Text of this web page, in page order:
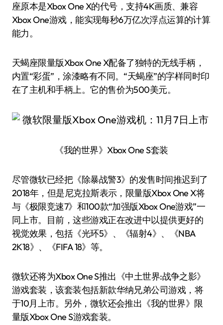
座原本是Xbox One X的代号，支持4K画质、兼容
Xbox One游戏，能实现每秒6万亿次浮点运算的计算
能力。
天蝎座限量版Xbox One X配备了独特的无线手柄，
内置“彩蛋”，涂漆略有不同。“天蝎座”的字样同时印
在了主机和手柄上。它的售价为500美元。
《我的世界》Xbox One S套装
尽管微软已经把《除暴战警3》的发售时间推迟到了
2018年，但是尼克拉斯表示，限量版Xbox One X将
与《极限竞速7》和100款“加强版Xbox One游戏”一
同上市。目前，这些游戏正在改进中以提供更好的
视觉效果，包括《光环5》、《辐射4》、《NBA
2K18》、《FIFA 18》等。
微软还将为Xbox One S推出《中土世界:战争之影》
游戏套装，该套装包括新款华纳兄弟公司游戏，将
于10月上市。另外，微软还会推出《我的世界》限
量版Xbox One S游戏套装。